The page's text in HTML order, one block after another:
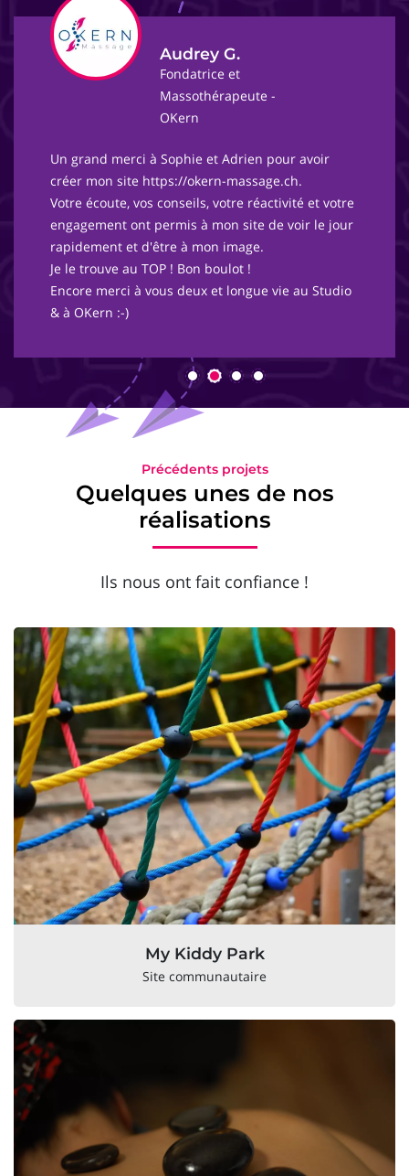
Audrey G.
Fondatrice et
Massothérapeute -
OKern
Un grand merci à Sophie et Adrien pour avoir
créer mon site https://okern-massage.ch.
Votre écoute, vos conseils, votre réactivité et votre
engagement ont permis à mon site de voir le jour
rapidement et d'être à mon image.
Je le trouve au TOP ! Bon boulot !
Encore merci à vous deux et longue vie au Studio
& à OKern :-)
Précédents projets
Quelques unes de nos
réalisations
Ils nous ont fait confiance !
My Kiddy Park
Site communautaire